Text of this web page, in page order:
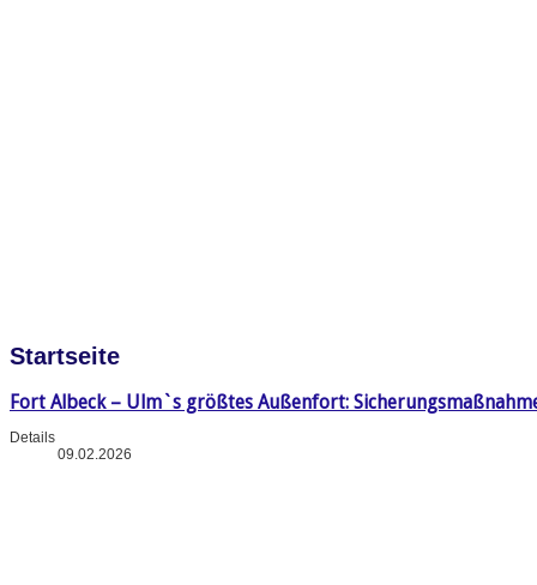
Startseite
Fort Albeck – Ulm`s größtes Außenfort:
Details
09.02.2026